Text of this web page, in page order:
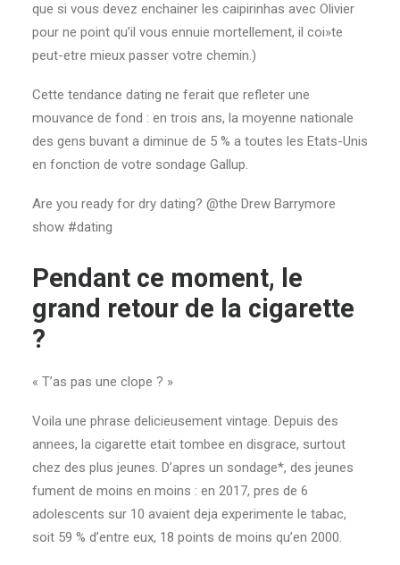
que si vous devez enchainer les caipirinhas avec Olivier
pour ne point qu’il vous ennuie mortellement, il coi»te
peut-etre mieux passer votre chemin.)
Cette tendance dating ne ferait que refleter une
mouvance de fond : en trois ans, la moyenne nationale
des gens buvant a diminue de 5 % a toutes les Etats-Unis
en fonction de votre sondage Gallup.
Are you ready for dry dating? @the Drew Barrymore
show #dating
Pendant ce moment, le
grand retour de la cigarette
?
« T’as pas une clope ? »
Voila une phrase delicieusement vintage. Depuis des
annees, la cigarette etait tombee en disgrace, surtout
chez des plus jeunes. D’apres un sondage*, des jeunes
fument de moins en moins : en 2017, pres de 6
adolescents sur 10 avaient deja experimente le tabac,
soit 59 % d’entre eux, 18 points de moins qu’en 2000.